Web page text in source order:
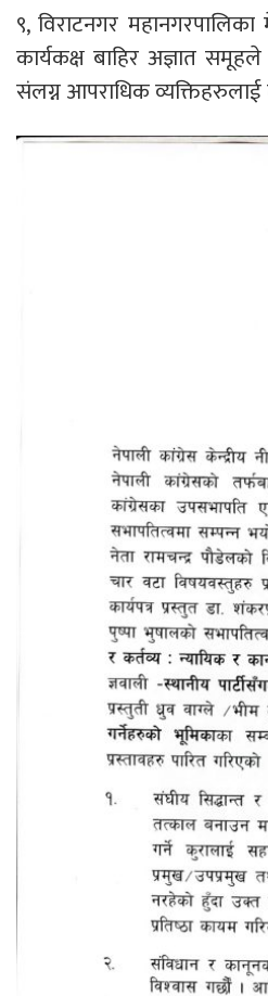
९, विराटनगर
कार्यकक्ष बाहिर अज्ञात समूहले
संलग्न आपराधिक व्यक्तिहरुलाई